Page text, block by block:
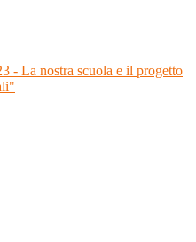
- La nostra scuola e il progetto